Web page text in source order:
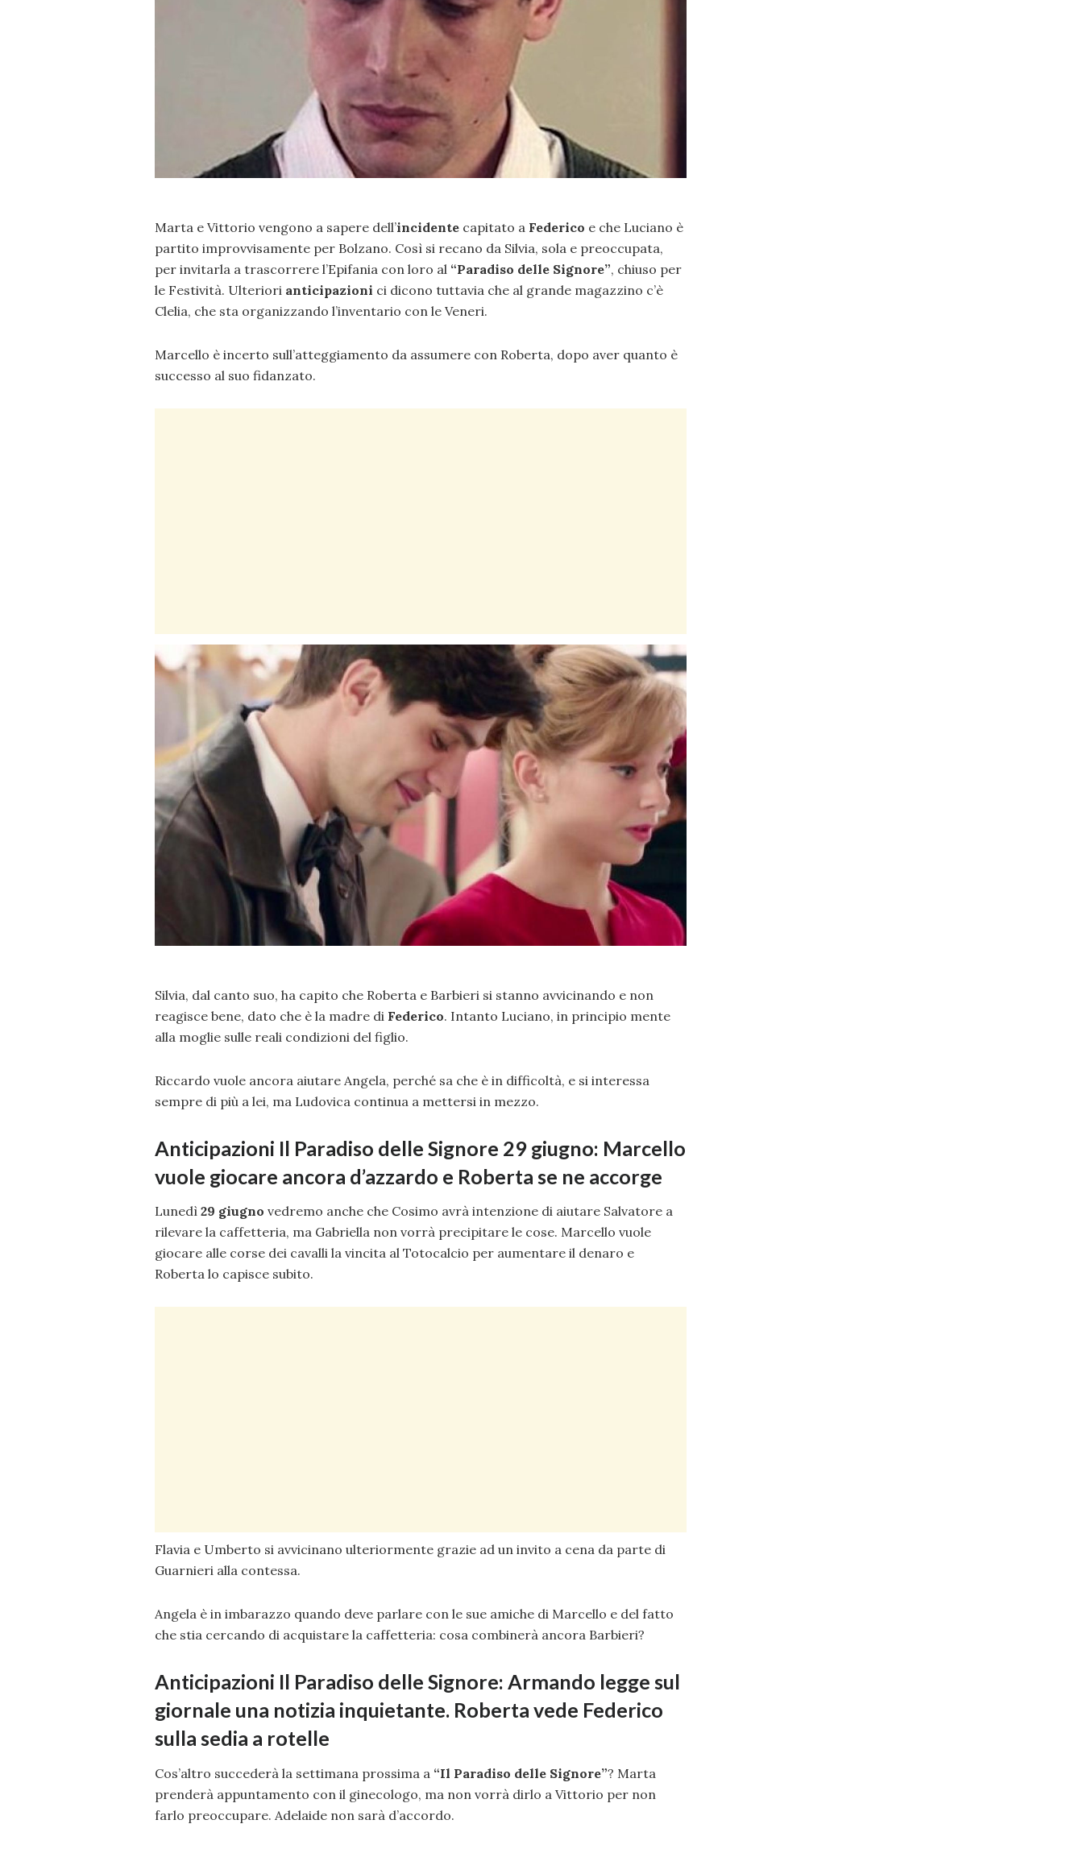
Marta e Vittorio vengono a sapere dell’incidente capitato a Federico e che Luciano è
partito improvvisamente per Bolzano. Così si recano da Silvia, sola e preoccupata,
per invitarla a trascorrere l’Epifania con loro al “Paradiso delle Signore”, chiuso per
le Festività. Ulteriori anticipazioni ci dicono tuttavia che al grande magazzino c’è
Clelia, che sta organizzando l’inventario con le Veneri.
Marcello è incerto sull’atteggiamento da assumere con Roberta, dopo aver quanto è
successo al suo fidanzato.
Silvia, dal canto suo, ha capito che Roberta e Barbieri si stanno avvicinando e non
reagisce bene, dato che è la madre di Federico. Intanto Luciano, in principio mente
alla moglie sulle reali condizioni del figlio.
Riccardo vuole ancora aiutare Angela, perché sa che è in difficoltà, e si interessa
sempre di più a lei, ma Ludovica continua a mettersi in mezzo.
Anticipazioni Il Paradiso delle Signore 29 giugno: Marcello
vuole giocare ancora d’azzardo e Roberta se ne accorge
Lunedì 29 giugno vedremo anche che Cosimo avrà intenzione di aiutare Salvatore a
rilevare la caffetteria, ma Gabriella non vorrà precipitare le cose. Marcello vuole
giocare alle corse dei cavalli la vincita al Totocalcio per aumentare il denaro e
Roberta lo capisce subito.
Flavia e Umberto si avvicinano ulteriormente grazie ad un invito a cena da parte di
Guarnieri alla contessa.
Angela è in imbarazzo quando deve parlare con le sue amiche di Marcello e del fatto
che stia cercando di acquistare la caffetteria: cosa combinerà ancora Barbieri?
Anticipazioni Il Paradiso delle Signore: Armando legge sul
giornale una notizia inquietante. Roberta vede Federico
sulla sedia a rotelle
Cos’altro succederà la settimana prossima a “Il Paradiso delle Signore”? Marta
prenderà appuntamento con il ginecologo, ma non vorrà dirlo a Vittorio per non
farlo preoccupare. Adelaide non sarà d’accordo.